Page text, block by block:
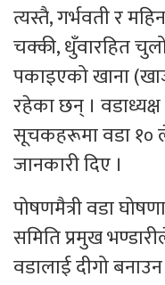
त्यस्तै, गर्भवती र
चक्की, धुँवारहित
पकाइएको खाना
रहेका छन् ।
सूचकहरूमा वडा १०
जानकारी दिए ।
पोषणमैत्री वडा
समिति प्रमुख
वडालाई दीगो